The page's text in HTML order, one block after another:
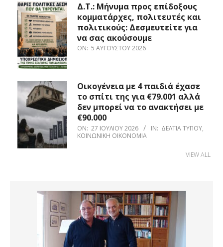
Δ.Τ.: Μήνυμα προς επίδοξους
κομματάρχες, πολιτευτές και
πολιτικούς: Δεσμευτείτε για
να σας ακούσουμε
ON: 5 ΑΥΓΟΎΣΤΟΥ 2026
Οικογένεια με 4 παιδιά έχασε
το σπίτι της για €79.001 αλλά
δεν μπορεί να το ανακτήσει με
€90.000
ON: 27 ΙΟΥΛΊΟΥ 2026 IN: ΔΕΛΤΊΑ ΤΎΠΟΥ,
ΚΟΙΝΩΝΙΚΉ ΟΙΚΟΝΟΜΊΑ
VIEW ALL